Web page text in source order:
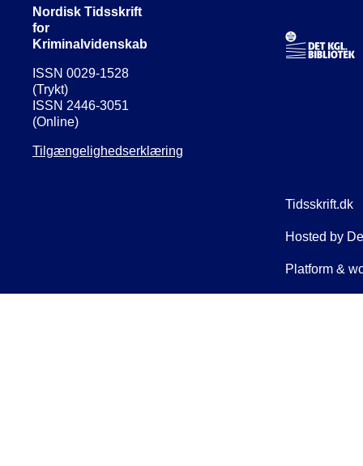
Nordisk Tidsskrift
for
Kriminalvidenskab
ISSN 0029-1528
(Trykt)
ISSN 2446-3051
(Online)
Tilgængelighedserklæring